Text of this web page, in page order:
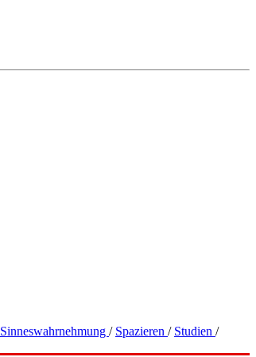
Sinneswahrnehmung / Spazieren / Studien /